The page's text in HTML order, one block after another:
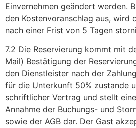
Einvernehmen geändert werden.
den Kostenvoranschlag aus, wird
nach einer Frist von 5 Tagen
7.2 Die Reservierung kommt mit
Mail) Bestätigung der
den Dienstleister nach der
für die Unterkunft 50% zustande
schriftlicher Vertrag und stellt
Annahme der Buchungs- und
sowie der AGB dar. Der Gast